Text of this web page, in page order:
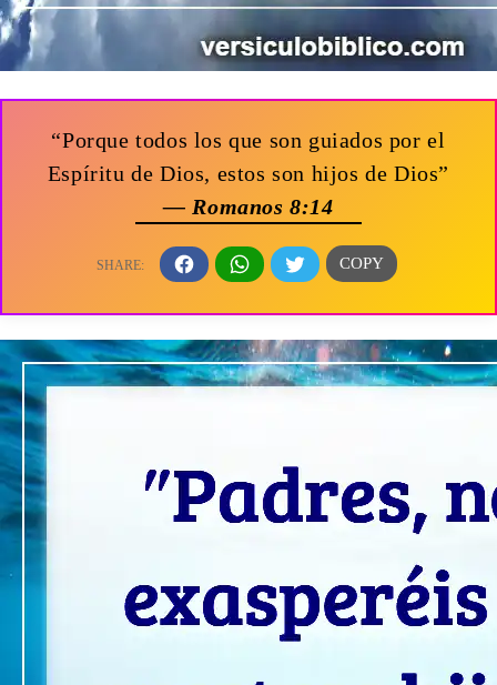
“Porque todos los que son guiados por el
Espíritu de Dios, estos son hijos de Dios”
— Romanos 8:14